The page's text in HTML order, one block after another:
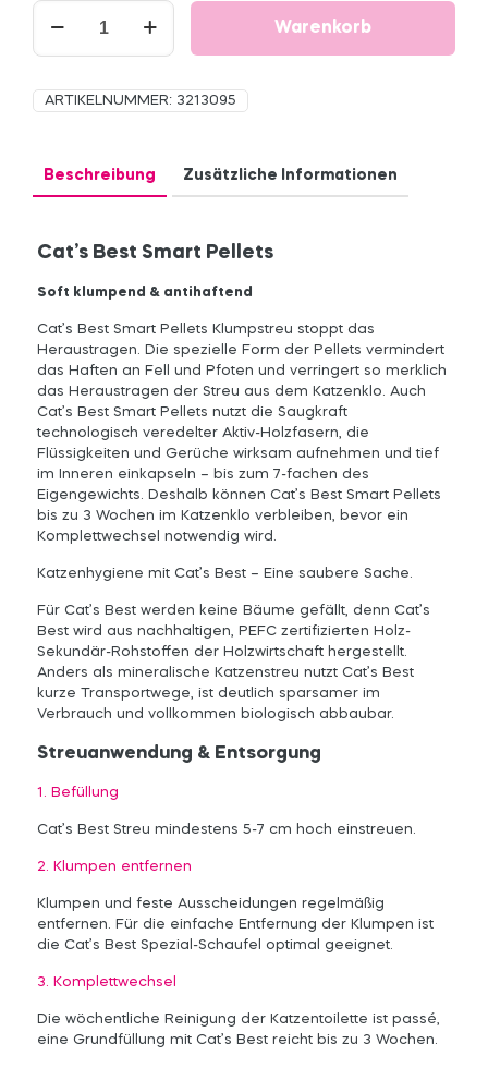
Beschreibung Zusätzliche Informationen
Cat’s Best Smart Pellets
Soft klumpend & antihaftend
Cat’s Best Smart Pellets Klumpstreu stoppt das
Heraustragen. Die spezielle Form der Pellets vermindert
das Haften an Fell und Pfoten und verringert so merklich
das Heraustragen der Streu aus dem Katzenklo. Auch
Cat’s Best Smart Pellets nutzt die Saugkraft
technologisch veredelter Aktiv-Holzfasern, die
Flüssigkeiten und Gerüche wirksam aufnehmen und tief
im Inneren einkapseln – bis zum 7-fachen des
Eigengewichts. Deshalb können Cat’s Best Smart Pellets
bis zu 3 Wochen im Katzenklo verbleiben, bevor ein
Komplettwechsel notwendig wird.
Katzenhygiene mit Cat’s Best – Eine saubere Sache.
Für Cat’s Best werden keine Bäume gefällt, denn Cat’s
Best wird aus nachhaltigen, PEFC zertifizierten Holz-
Sekundär-Rohstoffen der Holzwirtschaft hergestellt.
Anders als mineralische Katzenstreu nutzt Cat’s Best
kurze Transportwege, ist deutlich sparsamer im
Verbrauch und vollkommen biologisch abbaubar.
Streuanwendung & Entsorgung
1. Befüllung
Cat’s Best Streu mindestens 5-7 cm hoch einstreuen.
2. Klumpen entfernen
Klumpen und feste Ausscheidungen regelmäßig
entfernen. Für die einfache Entfernung der Klumpen ist
die Cat’s Best Spezial-Schaufel optimal geeignet.
3. Komplettwechsel
Die wöchentliche Reinigung der Katzentoilette ist passé,
eine Grundfüllung mit Cat’s Best reicht bis zu 3 Wochen.
Cat’s
Best
Smart
Menge
Warenkorb
ARTIKELNUMMER: 3213095